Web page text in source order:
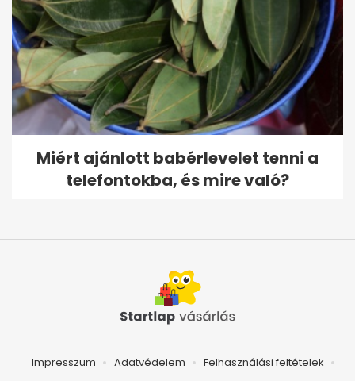
Miért ajánlott babérlevelet tenni a
telefontokba, és mire való?
Impresszum Adatvédelem
Felhasználási feltételek